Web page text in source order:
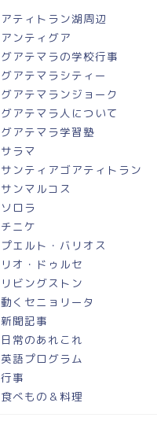
アティトラン湖周辺
アンティグア
グアテマラの学校行事
グアテマラシティー
グアテマランジョーク
グアテマラ人について
グアテマラ学習塾
サラマ
サンティアゴアティトラン
サンマルコス
ソロラ
チニケ
プエルト・バリオス
リオ・ドゥルセ
リビングストン
動くセニョリータ
新聞記事
日常のあれこれ
英語プログラム
行事
食べもの＆料理